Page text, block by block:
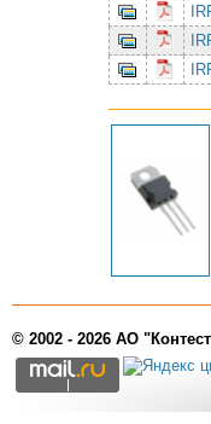
© 2002 - 2026 АО